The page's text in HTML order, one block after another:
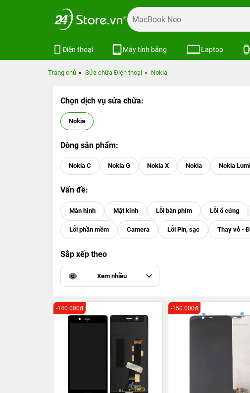
Điện thoại Máy tính bảng Laptop
Trang chủ Sửa chữa Điện thoại Nokia
Chọn dịch vụ sửa chữa:
Nokia
Dòng sản phẩm:
Nokia C Nokia G Nokia X Nokia Nokia
Vấn đề:
Sắp xếp theo
Xem nhiều
-140.000đ -150.000đ